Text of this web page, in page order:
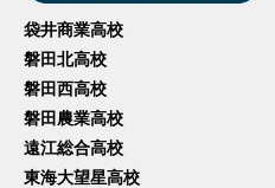
袋井商業高校
磐田北高校
磐田西高校
磐田農業高校
遠江総合高校
東海大望星高校